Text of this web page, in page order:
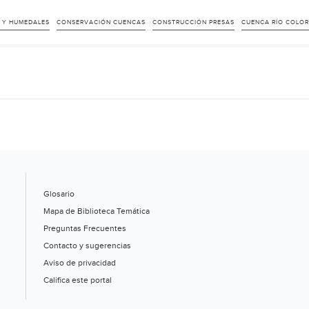
HUMEDALES CONSERVACIÓN CUENCAS CONSTRUCCIÓN PRESAS CUENCA RÍO
Glosario
Mapa de Biblioteca Temática
Preguntas Frecuentes
Contacto y sugerencias
Aviso de privacidad
Califica este portal